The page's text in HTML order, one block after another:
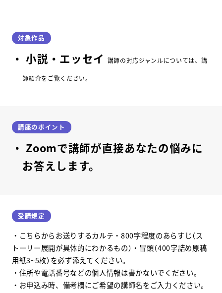
対象作品
小説・エッセイ 講師の対応ジャンルについては、講
師紹介をご覧ください。
講座のポイント
Zoomで講師が直接あなたの悩みに
お答えします。
受講規定
・こちらからお送りするカルテ・800字程度のあらすじ（ス
トーリー展開が具体的にわかるもの）・冒頭（400字詰め原稿
用紙3~5枚）を必ず添えてください。
・住所や電話番号などの個人情報は書かないでください。
・お申込み時、備考欄にご希望の講師名をご入力ください。